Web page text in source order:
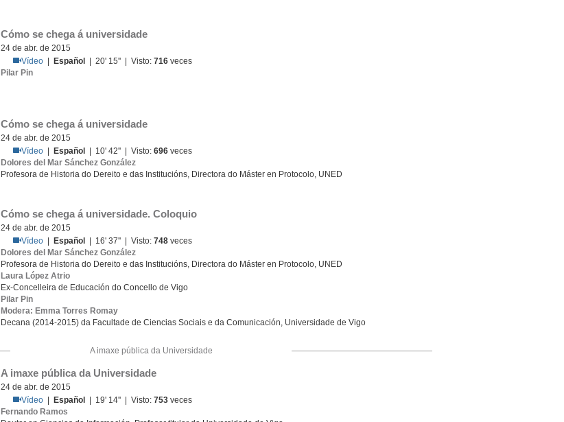
Cómo se chega á universidade
24 de abr. de 2015
Vídeo
Español | 20' 15'' | Visto:716 veces
Pilar Pin
Cómo se chega á universidade
24 de abr. de 2015
Vídeo
Español | 10' 42'' | Visto:696 veces
Dolores del Mar Sánchez González
Profesora de Historia do Dereito e das Institucións, Directora do Máster en Protocolo, UNED
Cómo se chega á universidade. Coloquio
24 de abr. de 2015
Vídeo
Español | 16' 37'' | Visto:748 veces
Dolores del Mar Sánchez González
Profesora de Historia do Dereito e das Institucións, Directora do Máster en Protocolo, UNED
Laura López Atrio
Ex-Concelleira de Educación do Concello de Vigo
Pilar Pin
Modera: Emma Torres Romay
Decana (2014-2015) da Facultade de Ciencias Sociais e da Comunicación, Universidade de Vigo
A imaxe pública da Universidade
A imaxe pública da Universidade
24 de abr. de 2015
Vídeo
Español | 19' 14'' | Visto:753 veces
Fernando Ramos